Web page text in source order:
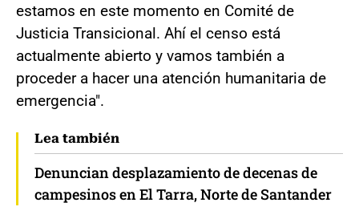
estamos en este momento en Comité de
Justicia Transicional. Ahí el censo está
actualmente abierto y vamos también a
proceder a hacer una atención humanitaria de
emergencia".
Lea también
Denuncian desplazamiento de decenas de
campesinos en El Tarra, Norte de Santander